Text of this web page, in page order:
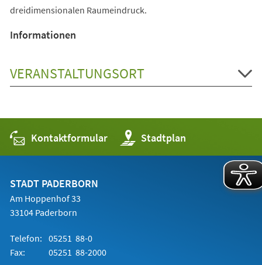
dreidimensionalen Raumeindruck.
Informationen
VERANSTALTUNGSORT
Kontaktformular Stadtplan
(Öffnet
in
einem
STADT PADERBORN
Am Hoppenhof 33
33104 Paderborn
Telefon: 05251 88-0
Fax:
05251 88-2000